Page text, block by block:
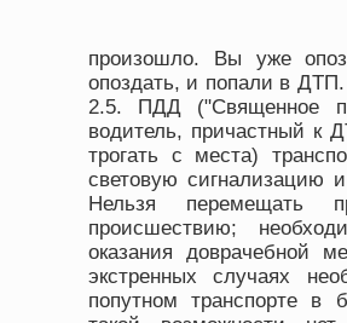
произошло. Вы уже
опоздать, и попали в ДТП.
2.5. ПДД ("Священное
водитель, причастный к
трогать с места)
световую сигнализацию
Нельзя перемещать
происшествию;
оказания доврачебной
экстренных случаях
попутном транспорте в